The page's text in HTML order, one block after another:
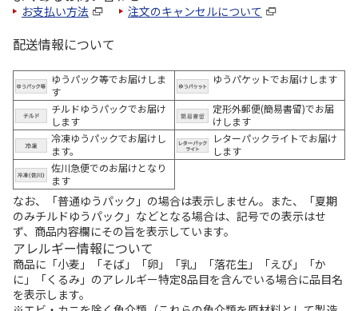
お支払い方法 注文のキャンセルについて
配送情報について
ゆうパック等でお届けしま
す
ゆうパケットでお届けします
チルドゆうパックでお届け
します
定形外郵便(簡易書留)でお届
けします
冷凍ゆうパックでお届けし
ます。
レターパックライトでお届け
します
佐川急便でのお届けとなり
ます
なお、「普通ゆうパック」の場合は表示しません。また、「夏期
のみチルドゆうパック」などとなる場合は、記号での表示はせ
ず、商品内容欄にその旨を表示しています。
アレルギー情報について
商品に「小麦」「そば」「卵」「乳」「落花生」「えび」「か
に」「くるみ」のアレルギー特定8品目を含んでいる場合に品目名
を表示します。